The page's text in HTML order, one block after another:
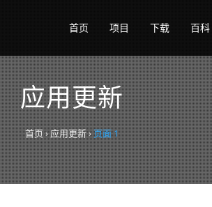
首页 项目 下载 百科
应用更新
首页› 应用更新› 页面 1